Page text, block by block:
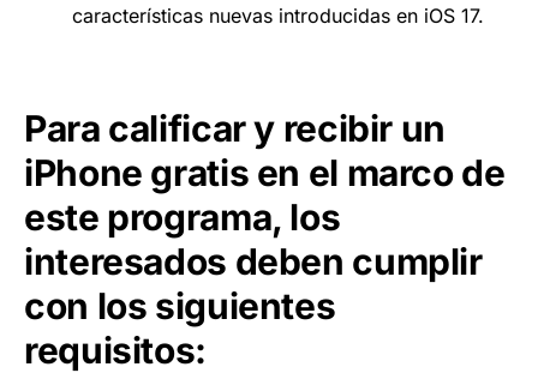
características nuevas introducidas en iOS 17.
Para calificar y recibir un
iPhone gratis en el marco de
este programa, los
interesados deben cumplir
con los siguientes
requisitos: